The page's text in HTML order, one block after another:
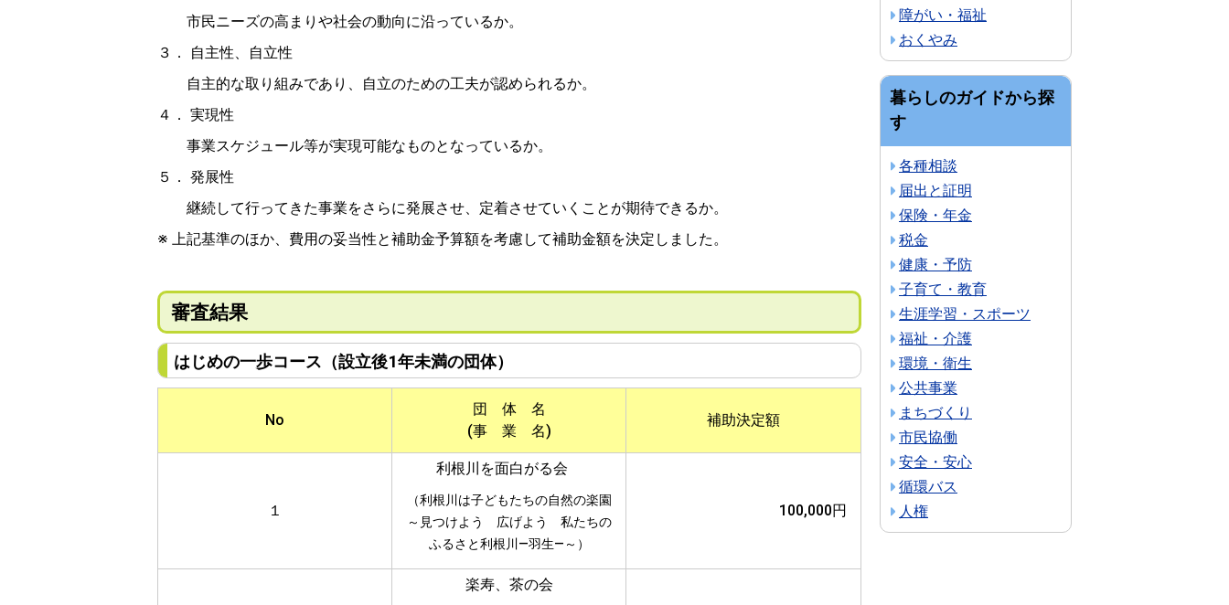
市民ニーズの高まりや社会の動向に沿っているか。
３． 自主性、自立性
自主的な取り組みであり、自立のための工夫が認められるか。
４． 実現性
事業スケジュール等が実現可能なものとなっているか。
５． 発展性
継続して行ってきた事業をさらに発展させ、定着させていくことが期待できるか。
※ 上記基準のほか、費用の妥当性と補助金予算額を考慮して補助金額を決定しました。
審査結果
はじめの一歩コース（設立後1年未満の団体）
No
団 体 名
(事 業 名)
補助決定額
１
利根川を面白がる会
（利根川は子どもたちの自然の楽園
～見つけよう 広げよう 私たちの
ふるさと利根川―羽生―～）
100,000円
楽寿、茶の会
障がい・福祉
おくやみ
暮らしのガイドから探
す
各種相談
届出と証明
保険・年金
税金
健康・予防
子育て・教育
生涯学習・スポーツ
福祉・介護
環境・衛生
公共事業
まちづくり
市民協働
安全・安心
循環バス
人権